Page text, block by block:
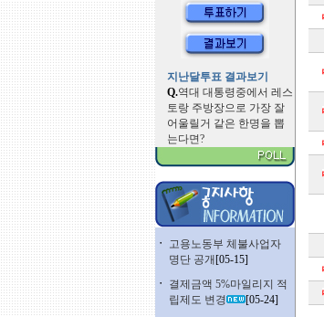
지난달투표 결과보기
Q.역대 대통령중에서 레스
토랑 주방장으로 가장 잘
어울릴거 같은 한명을 뽑
는다면?
ㆍ
고용노동부 체불사업자
명단 공개 [05-15]
ㆍ
결제금액 5%마일리지 적
립제도 변경
[05-24]